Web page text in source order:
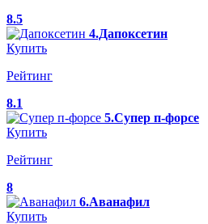
8.5
4.Дапоксетин
Купить
Рейтинг
8.1
5.Супер п-форсе
Купить
Рейтинг
8
6.Аванафил
Купить